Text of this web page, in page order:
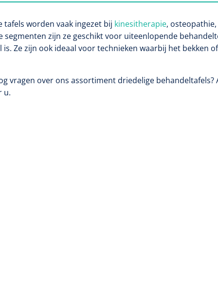
tafels worden vaak ingezet bij kinesitherapie,
segmenten zijn ze geschikt voor uiteenlopende
is. Ze zijn ook ideaal voor technieken waarbij het bekken
vragen over ons assortiment driedelige
u.